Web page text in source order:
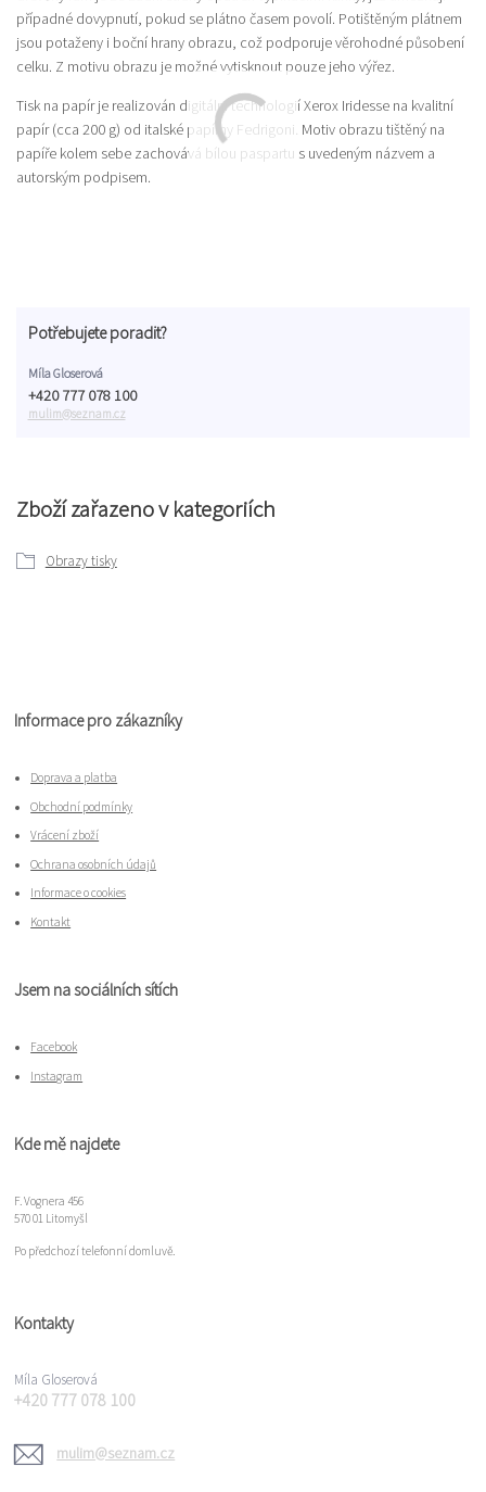
případné dovypnutí, pokud se plátno časem povolí. Potištěným plátnem
jsou potaženy i boční hrany obrazu, což podporuje věrohodné působení
celku. Z motivu obrazu je možné vytisknout pouze jeho výřez.
Tisk na papír je realizován digitální technologií Xerox Iridesse na kvalitní
papír (cca 200 g) od italské papírny Fedrigoni. Motiv obrazu tištěný na
papíře kolem sebe zachovává bílou paspartu s uvedeným názvem a
autorským podpisem.
Zboží zařazeno v kategoriích
Obrazy tisky
Potřebujete poradit?
Míla Gloserová
+420 777 078 100
mulim@seznam.cz
Informace pro zákazníky
Doprava a platba
Obchodní podmínky
Vrácení zboží
Ochrana osobních údajů
Informace o cookies
Kontakt
Jsem na sociálních sítích
Facebook
Instagram
Kde mě najdete
F. Vognera 456
570 01 Litomyšl
Po předchozí telefonní domluvě.
Kontakty
Míla Gloserová
+420 777 078 100
mulim@seznam.cz